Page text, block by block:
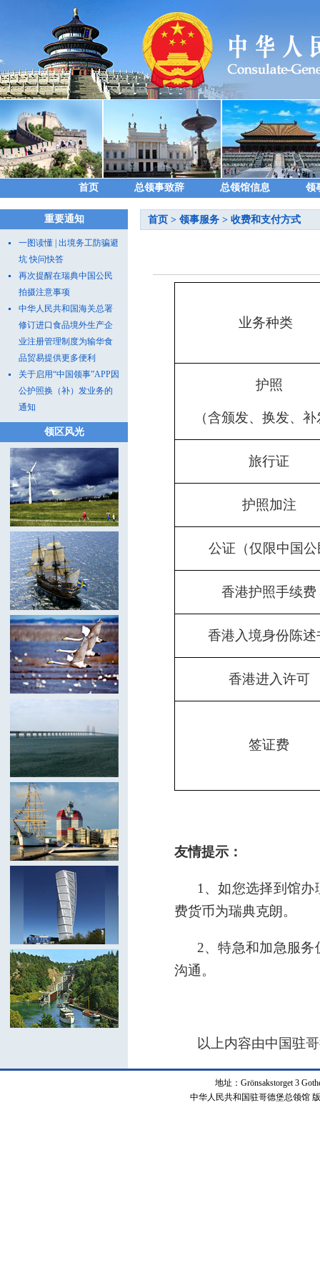
首页 总领事致辞 总领馆信息 领
重要通知
一图读懂 | 出境务工防骗避
坑 快问快答
再次提醒在瑞典中国公民
拍摄注意事项
中华人民共和国海关总署
修订进口食品境外生产企
业注册管理制度为输华食
品贸易提供更多便利
关于启用“中国领事”APP因
公护照换（补）发业务的
通知
领区风光
首页 > 领事服务 > 收费和支付方式
业务种类
护照
（含颁发、换发、
旅行证
护照加注
公证（仅限中国公
香港护照手续费
香港入境身份陈述
香港进入许可
签证费
友情提示：
1、如您选择到馆办
费货币为瑞典克朗。
2、特急和加急服务
沟通。
以上内容由中国驻
地址：Grönsakstorget 3
中华人民共和国驻哥德堡总领馆